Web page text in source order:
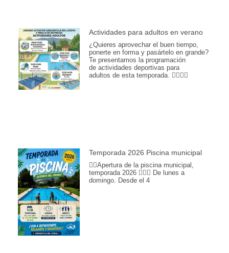
Actividades para adultos en verano
¿Quieres aprovechar el buen tiempo,
ponerte en forma y pasártelo en grande?
Te presentamos la programación
de actividades deportivas para
adultos de esta temporada. 🏊‍♂️💪🎾
Temporada 2026 Piscina municipal
🏊‍♀️Apertura de la piscina municipal,
temporada 2026 🏊🏽📆 De lunes a
domingo. Desde el 4